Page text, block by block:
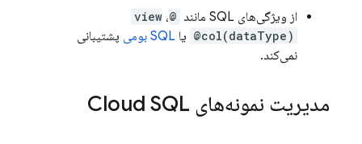
از ویژگی‌های SQL مانند
@view،
@col(dataType) یا SQL بومی
پشتیبانی
نمی‌کند.
مدیریت نمونه‌های Cloud SQL